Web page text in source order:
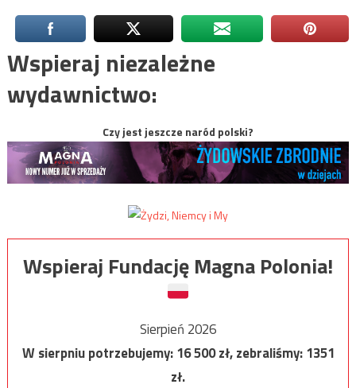
Wspieraj niezależne
wydawnictwo:
Czy jest jeszcze naród polski?
Wspieraj Fundację Magna Polonia!
Sierpień 2026
W sierpniu potrzebujemy:16 500zł, zebraliśmy:1351
zł.